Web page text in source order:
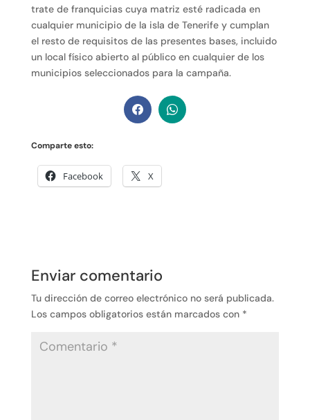
trate de franquicias cuya matriz esté radicada en
cualquier municipio de la isla de Tenerife y cumplan
el resto de requisitos de las presentes bases, incluido
un local físico abierto al público en cualquier de los
municipios seleccionados para la campaña.
Comparte esto:
Facebook X
Enviar comentario
Tu dirección de correo electrónico no será publicada.
Los campos obligatorios están marcados con *